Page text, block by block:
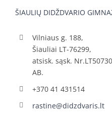
ŠIAULIŲ DIDŽDVARIO
Vilniaus g. 188,
Šiauliai LT-76299,
atsisk. sąsk.
AB.
+370 41 431514
rastine@didzdvaris.lt